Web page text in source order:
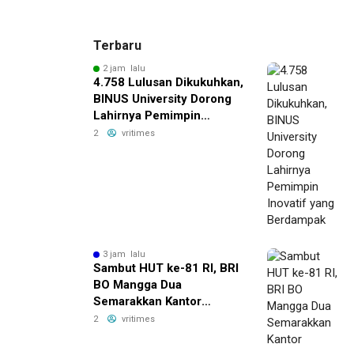
Terbaru
2 jam lalu
4.758 Lulusan Dikukuhkan,
BINUS University Dorong
Lahirnya Pemimpin
Inovatif yang Berdampak
2 vritimes
3 jam lalu
Sambut HUT ke-81 RI, BRI
BO Mangga Dua
Semarakkan Kantor
dengan Nuansa Merah
2 vritimes